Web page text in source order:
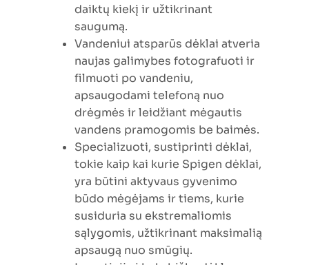
daiktų kiekį ir užtikrinant
saugumą.
Vandeniui atsparūs dėklai atveria
naujas galimybes fotografuoti ir
filmuoti po vandeniu,
apsaugodami telefoną nuo
drėgmės ir leidžiant mėgautis
vandens pramogomis be baimės.
Specializuoti, sustiprinti dėklai,
tokie kaip kai kurie Spigen dėklai,
yra būtini aktyvaus gyvenimo
būdo mėgėjams ir tiems, kurie
susiduria su ekstremaliomis
sąlygomis, užtikrinant maksimalią
apsaugą nuo smūgių.